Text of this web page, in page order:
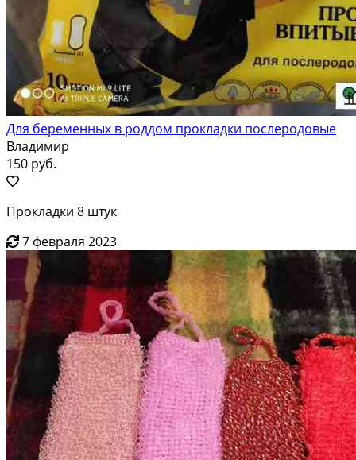
Для беременных в роддом прокладки послеродовые
Владимир
150 руб.
Прокладки 8 штук
7 февраля 2023